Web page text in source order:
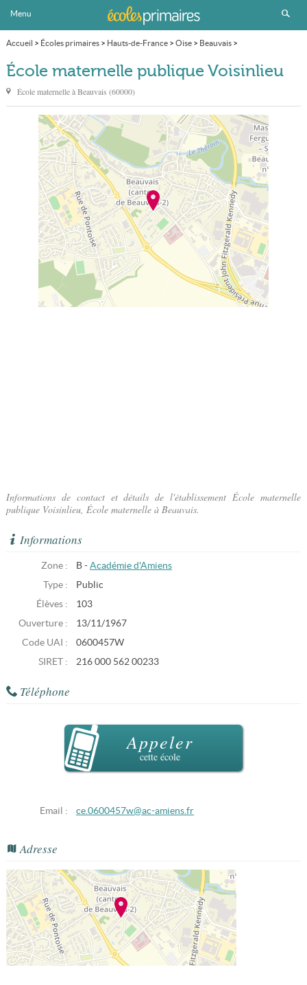
Menu
Accueil > Écoles primaires> Hauts-de-France> Oise> Beauvais>
École maternelle publique Voisinlieu
École maternelle publique Voisinlieu
École maternelle àBeauvais (60000)
Informations de contact et détails de l'établissement École maternelle
publique Voisinlieu, École maternelle à Beauvais.
Informations
Zone : B - Académie d'Amiens
Type :
Public
Élèves :
103
Ouverture :
13/11/1967
Code UAI :
0600457W
SIRET :
216 000 562 00233
Téléphone
Appeler
cette école
Email : ce.0600457w@ac-amiens.fr
Adresse